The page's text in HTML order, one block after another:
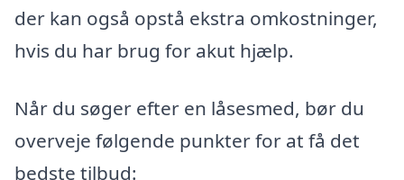
der kan også opstå ekstra omkostninger,
hvis du har brug for akut hjælp.
Når du søger efter en låsesmed, bør du
overveje følgende punkter for at få det
bedste tilbud: